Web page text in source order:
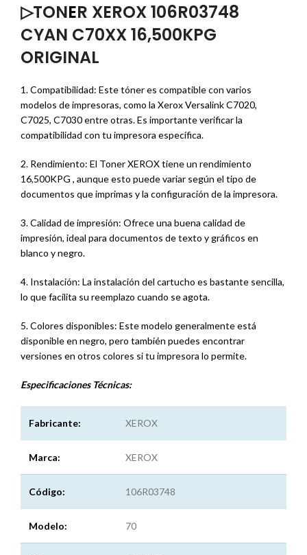
▷TONER XEROX 106R03748
CYAN C70XX 16,500KPG
ORIGINAL
1. Compatibilidad: Este tóner es compatible con varios
modelos de impresoras, como la Xerox Versalink C7020,
C7025, C7030 entre otras. Es importante verificar la
compatibilidad con tu impresora específica.
2. Rendimiento: El Toner XEROX tiene un rendimiento
16,500KPG , aunque esto puede variar según el tipo de
documentos que imprimas y la configuración de la impresora.
3. Calidad de impresión: Ofrece una buena calidad de
impresión, ideal para documentos de texto y gráficos en
blanco y negro.
4. Instalación: La instalación del cartucho es bastante sencilla,
lo que facilita su reemplazo cuando se agota.
5. Colores disponibles: Este modelo generalmente está
disponible en negro, pero también puedes encontrar
versiones en otros colores si tu impresora lo permite.
Especificaciones Técnicas:
Fabricante: XEROX
Marca: XEROX
Código: 106R03748
Modelo: 70